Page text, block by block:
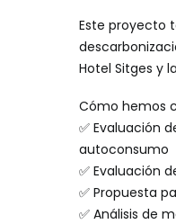
Este proyecto
Hotel Sitges y
Cómo hemos
✅ Evaluación
autoconsumo
✅ Evaluación
✅ Propuesta
✅ Análisis de